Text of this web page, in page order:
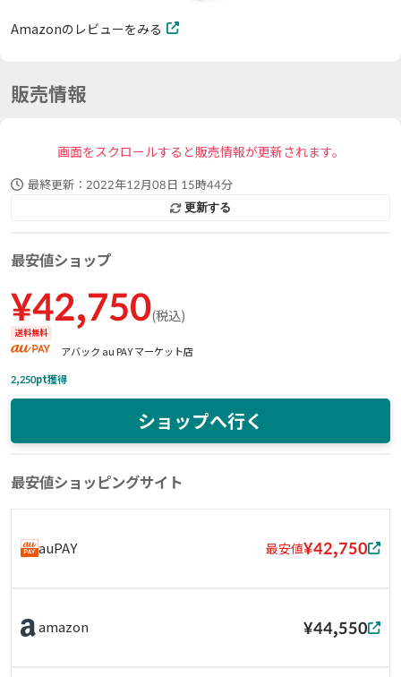
Amazonのレビューをみる
販売情報
画面をスクロールすると販売情報が更新されます。
最終更新： 2022年12月08日 15時44分
更新する
最安値ショップ
¥42,750(税込)
送料無料
アバック au PAY マーケット店
2,250pt獲得
ショップへ行く
最安値ショッピングサイト
auPAY 最安値¥42,750
amazon ¥44,550